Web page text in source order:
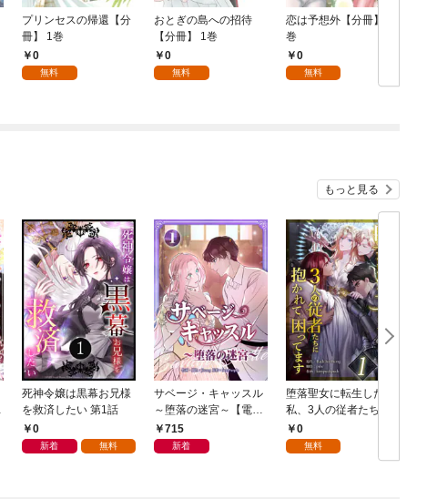
プリンセスの帰還【分
冊】 1巻
0
無料
おとぎの島への招待
【分冊】 1巻
0
無料
恋は予想外【分冊】 1
巻
0
無料
もっと見る
死神令嬢は黒幕お兄様
を救済したい 第1話
0
新着 無料
サベージ・キャッスル
～堕落の迷宮～【電子
単行本版】 第1巻
715
新着
堕落聖女に転生した
私、3人の従者たちに
抱かれて困ってます 第
1話
0
無料